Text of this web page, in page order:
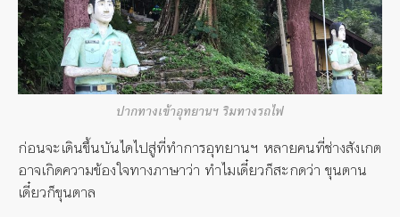
ปากทางเข้าอุทยานฯ ริมทางรถไฟ
ก่อนจะเดินขึ้นบันไดไปสู่ที่ทำการอุทยานฯ หลายคนที่ช่างสังเกต
อาจเกิดความข้องใจทางภาษาว่า ทำไมเดี๋ยวก็สะกดว่า ขุนตาน
เดี๋ยวก็ขุนตาล